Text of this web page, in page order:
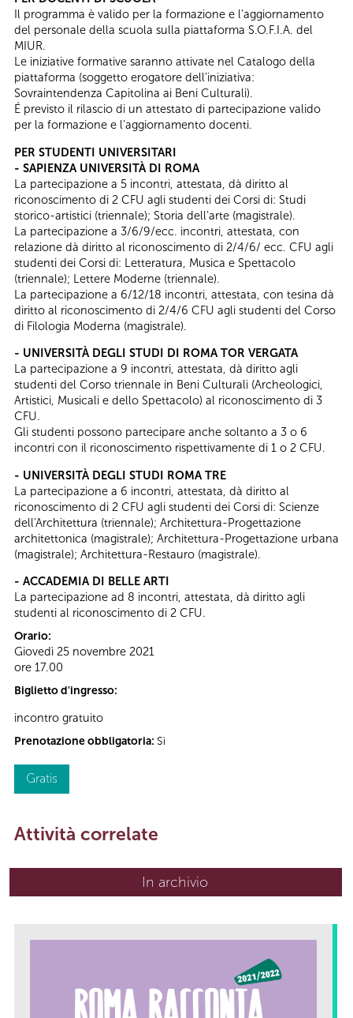
Il programma è valido per la formazione e l’aggiornamento
del personale della scuola sulla piattaforma S.O.F.I.A. del
MIUR.
Le iniziative formative saranno attivate nel Catalogo della
piattaforma (soggetto erogatore dell’iniziativa:
Sovraintendenza Capitolina ai Beni Culturali).
É previsto il rilascio di un attestato di partecipazione valido
per la formazione e l’aggiornamento docenti.
PER STUDENTI UNIVERSITARI
- SAPIENZA UNIVERSITÀ DI ROMA
La partecipazione a 5 incontri, attestata, dà diritto al
riconoscimento di 2 CFU agli studenti dei Corsi di: Studi
storico-artistici (triennale); Storia dell’arte (magistrale).
La partecipazione a 3/6/9/ecc. incontri, attestata, con
relazione dà diritto al riconoscimento di 2/4/6/ ecc. CFU agli
studenti dei Corsi di: Letteratura, Musica e Spettacolo
(triennale); Lettere Moderne (triennale).
La partecipazione a 6/12/18 incontri, attestata, con tesina dà
diritto al riconoscimento di 2/4/6 CFU agli studenti del Corso
di Filologia Moderna (magistrale).
- UNIVERSITÀ DEGLI STUDI DI ROMA TOR VERGATA
La partecipazione a 9 incontri, attestata, dà diritto agli
studenti del Corso triennale in Beni Culturali (Archeologici,
Artistici, Musicali e dello Spettacolo) al riconoscimento di 3
CFU.
Gli studenti possono partecipare anche soltanto a 3 o 6
incontri con il riconoscimento rispettivamente di 1 o 2 CFU.
- UNIVERSITÀ DEGLI STUDI ROMA TRE
La partecipazione a 6 incontri, attestata, dà diritto al
riconoscimento di 2 CFU agli studenti dei Corsi di: Scienze
dell'Architettura (triennale); Architettura-Progettazione
architettonica (magistrale); Architettura-Progettazione urbana
(magistrale); Architettura-Restauro (magistrale).
- ACCADEMIA DI BELLE ARTI
La partecipazione ad 8 incontri, attestata, dà diritto agli
studenti al riconoscimento di 2 CFU.
Orario:
Giovedì 25 novembre 2021
ore 17.00
Biglietto d'ingresso:
incontro gratuito
Prenotazione obbligatoria: Sì
Gratis
Attività correlate
In archivio